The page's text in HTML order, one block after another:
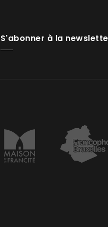
S'abonner à la